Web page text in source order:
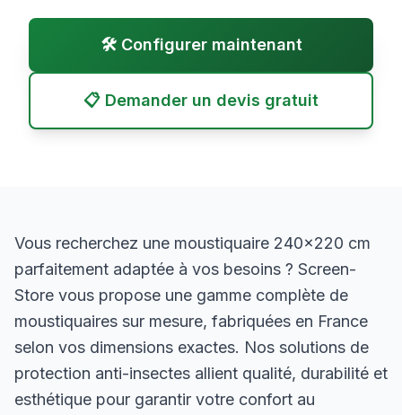
🛠️ Configurer maintenant
📋 Demander un devis gratuit
Vous recherchez une moustiquaire 240×220 cm
parfaitement adaptée à vos besoins ? Screen-
Store vous propose une gamme complète de
moustiquaires sur mesure, fabriquées en France
selon vos dimensions exactes. Nos solutions de
protection anti-insectes allient qualité, durabilité et
esthétique pour garantir votre confort au